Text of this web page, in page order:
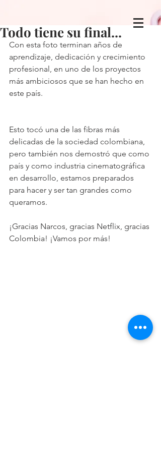
Todo tiene su final...
Con esta foto terminan años de
aprendizaje, dedicación y crecimiento
profesional, en uno de los proyectos
más ambiciosos que se han hecho en
este país.
Esto tocó una de las fibras más
delicadas de la sociedad colombiana,
pero también nos demostró que como
país y como industria cinematográfica
en desarrollo, estamos preparados
para hacer y ser tan grandes como
queramos.
¡Gracias Narcos, gracias Netflix, gracias
Colombia! ¡Vamos por más!